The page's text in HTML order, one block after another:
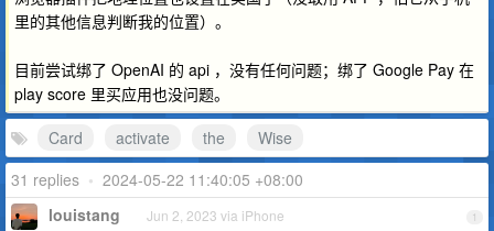
里的其他信息判断我的位置）。
目前尝试绑了 OpenAI 的 api ，没有任何问题；绑了 Google Pay 在
play score 里买应用也没问题。
Card
activate the
Wise
31 replies • 2024-05-22 11:40:05 +08:00
1
louistang Jun 2, 2023 via iPhone